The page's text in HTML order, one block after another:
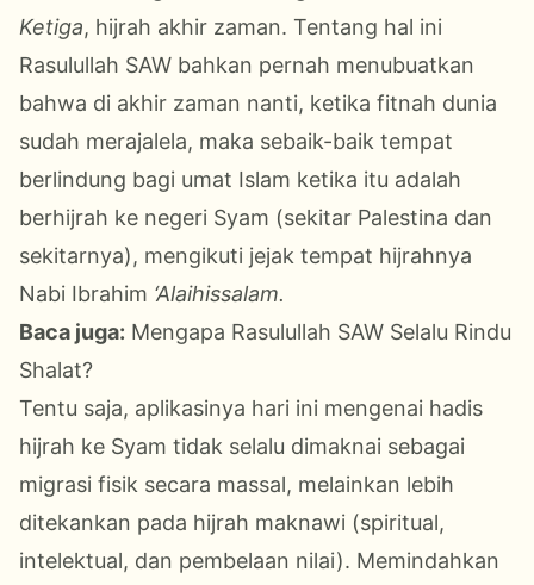
Ketiga, hijrah akhir zaman. Tentang hal ini
Rasulullah SAW bahkan pernah menubuatkan
bahwa di akhir zaman nanti, ketika fitnah dunia
sudah merajalela, maka sebaik-baik tempat
berlindung bagi umat Islam ketika itu adalah
berhijrah ke negeri Syam (sekitar Palestina dan
sekitarnya), mengikuti jejak tempat hijrahnya
Nabi Ibrahim ‘Alaihissalam.
Baca juga: Mengapa Rasulullah SAW Selalu Rindu
Shalat?
Tentu saja, aplikasinya hari ini mengenai hadis
hijrah ke Syam tidak selalu dimaknai sebagai
migrasi fisik secara massal, melainkan lebih
ditekankan pada hijrah maknawi (spiritual,
intelektual, dan pembelaan nilai). Memindahkan